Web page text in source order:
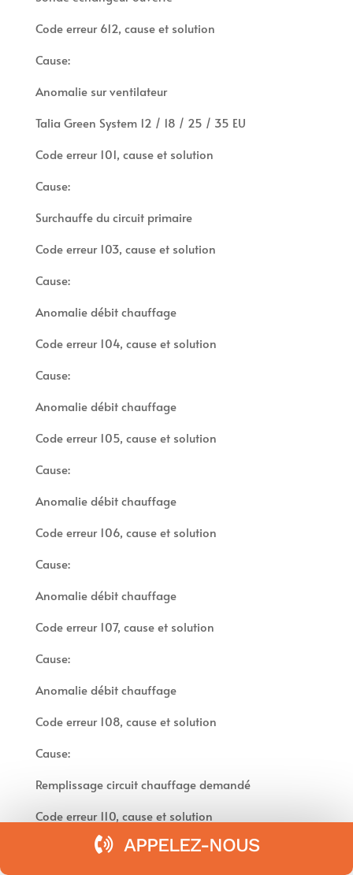
Code erreur 612, cause et solution
Cause:
Anomalie sur ventilateur
Talia Green System 12 / 18 / 25 / 35 EU
Code erreur 101, cause et solution
Cause:
Surchauffe du circuit primaire
Code erreur 103, cause et solution
Cause:
Anomalie débit chauffage
Code erreur 104, cause et solution
Cause:
Anomalie débit chauffage
Code erreur 105, cause et solution
Cause:
Anomalie débit chauffage
Code erreur 106, cause et solution
Cause:
Anomalie débit chauffage
Code erreur 107, cause et solution
Cause:
Anomalie débit chauffage
Code erreur 108, cause et solution
Cause:
Remplissage circuit chauffage demandé
Code erreur 110, cause et solution
APPELEZ-NOUS